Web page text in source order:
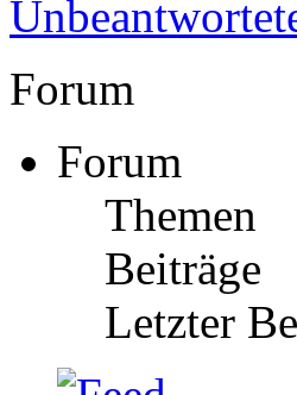
Forum
Forum
Themen
Beiträge
Letzter